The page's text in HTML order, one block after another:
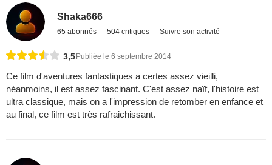
Shaka666
65 abonnés 504 critiques Suivre son activité
3,5 Publiée le 6 septembre 2014
Ce film d'aventures fantastiques a certes assez vieilli,
néanmoins, il est assez fascinant. C'est assez naïf, l'histoire est
ultra classique, mais on a l'impression de retomber en enfance et
au final, ce film est très rafraichissant.